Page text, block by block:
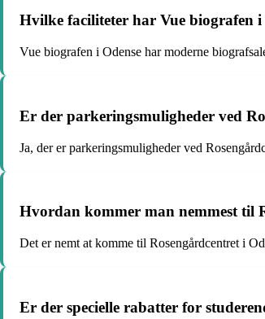
Hvilke faciliteter har Vue biografen i
Vue biografen i Odense har moderne
Er der parkeringsmuligheder ved
Ja, der er parkeringsmuligheder ved
Hvordan kommer man nemmest til
Det er nemt at komme til Rosengårdcentret i
Er der specielle rabatter for